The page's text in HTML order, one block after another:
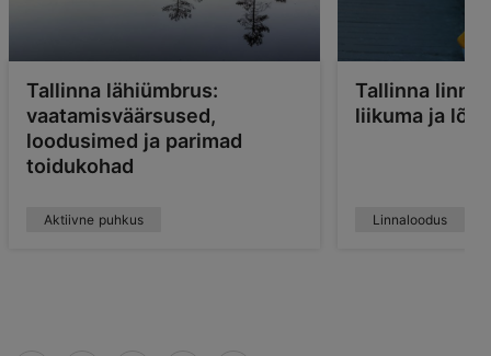
Tallinna lähiümbrus:
vaatamisväärsused,
loodusimed ja parimad
toidukohad
Aktiivne puhkus
Tallinna
liikuma ja
Linnaloodus